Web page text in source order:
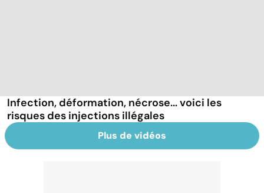
Infection, déformation, nécrose... voici les
risques des injections illégales
Plus de vidéos